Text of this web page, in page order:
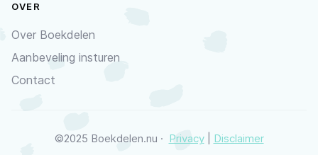
OVER
Over Boekdelen
Aanbeveling insturen
Contact
©2025 Boekdelen.nu · Privacy| Disclaimer